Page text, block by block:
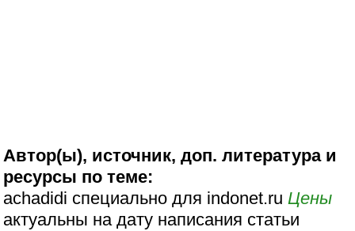
Автор(ы), источник, доп. литература и
ресурсы по теме:
achadidi специально для indonet.ruЦены
актуальны на дату написания статьи